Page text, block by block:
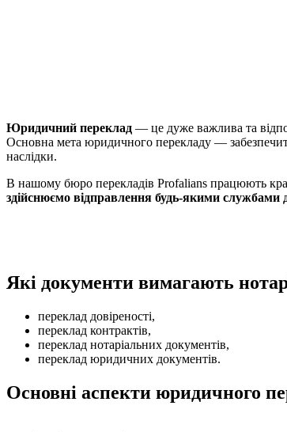
Юридичний переклад — це дуже важлива та
Основна мета юридичного перекладу —
наслідки.
В нашому бюро перекладів Profalians працюють
здійснюємо відправлення будь-якими службами
Які документи вимагають
переклад довіреності,
переклад контрактів,
переклад нотаріальних документів,
переклад юридичних документів.
Основні аспекти юридичного